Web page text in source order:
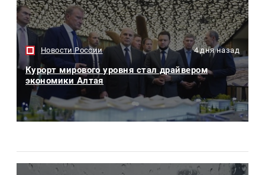
Новости России 4 дня назад
Курорт мирового уровня стал драйвером
экономики Алтая